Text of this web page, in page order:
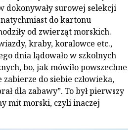
dokonywały surowej selekcji
do kartonu
od zwierząt morskich.
kraby, koralowce etc.,
dnia lądowało w szkolnych
bo, jak mówiło powszechne
do siebie człowieka,
dla zabawy”. To był pierwszy
mit morski, czyli inaczej